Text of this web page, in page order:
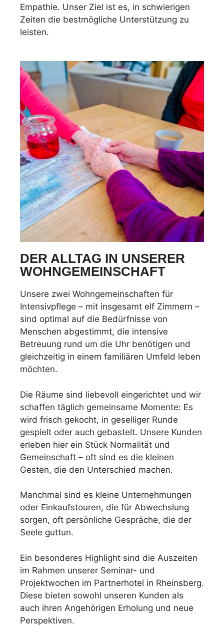
Empathie. Unser Ziel ist es, in schwierigen
Zeiten die bestmögliche Unterstützung zu
leisten.
DER ALLTAG IN UNSERER
WOHNGEMEINSCHAFT
Unsere zwei Wohngemeinschaften für
Intensivpflege – mit insgesamt elf Zimmern –
sind optimal auf die Bedürfnisse von
Menschen abgestimmt, die intensive
Betreuung rund um die Uhr benötigen und
gleichzeitig in einem familiären Umfeld leben
möchten.
Die Räume sind liebevoll eingerichtet und wir
schaffen täglich gemeinsame Momente: Es
wird frisch gekocht, in geselliger Runde
gespielt oder auch gebastelt. Unsere Kunden
erleben hier ein Stück Normalität und
Gemeinschaft – oft sind es die kleinen
Gesten, die den Unterschied machen.
Manchmal sind es kleine Unternehmungen
oder Einkaufstouren, die für Abwechslung
sorgen, oft persönliche Gespräche, die der
Seele guttun.
Ein besonderes Highlight sind die Auszeiten
im Rahmen unserer Seminar- und
Projektwochen im Partnerhotel in Rheinsberg.
Diese bieten sowohl unseren Kunden als
auch ihren Angehörigen Erholung und neue
Perspektiven.